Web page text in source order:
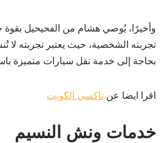
وأخيرًا، يُوصي هشام من الفحيحيل
تجربته الشخصية، حيث يعتبر تجربته
بحاجة إلى خدمة نقل سيارات متميزة
اقرا ايضا عن تاكسي الكويت
خدمات ونش النسيم